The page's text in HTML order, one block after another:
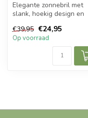
Elegante zonnebril met
slank, hoekig design en
vrouwelijke...
€39,95 €24,95
Op voorraad